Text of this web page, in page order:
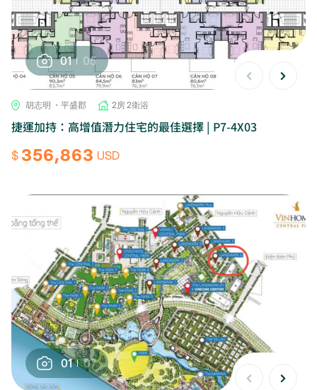
01 05
胡志明 ・平盛郡 2房 2衛浴
捷運加持：高增值潛力住宅的最佳選擇 | P7-4X03
$ 356,863 USD
01 07